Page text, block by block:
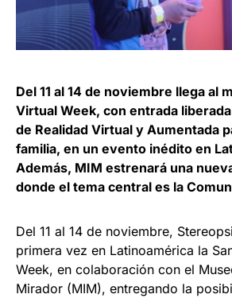
Del 11 al 14 de noviembre llega al
Virtual Week, con entrada
de Realidad Virtual y Aumentada
familia, en un evento inédito en
Además, MIM estrenará una
donde el tema central es la
Del 11 al 14 de noviembre,
primera vez en Latinoamérica la
Week, en colaboración con el
Mirador (MIM), entregando la